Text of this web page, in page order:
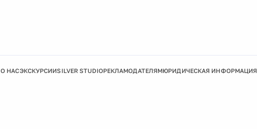
О НАСЭКСКУРСИИSILVER STUDIOРЕКЛАМОДАТЕЛЯМЮРИДИЧЕСКАЯ ИНФОРМАЦИЯ